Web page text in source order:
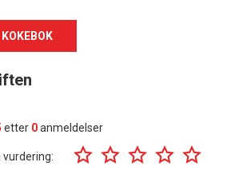
etter 0anmeldelser
vurdering: